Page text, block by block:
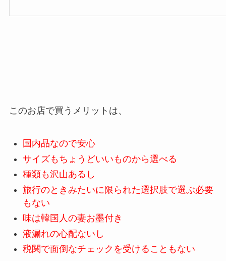
このお店で買うメリットは、
国内品なので安心
サイズもちょうどいいものから選べる
種類も沢山あるし
旅行のときみたいに限られた選択肢で選ぶ必要
もない
味は韓国人の妻お墨付き
液漏れの心配ないし
税関で面倒なチェックを受けることもない